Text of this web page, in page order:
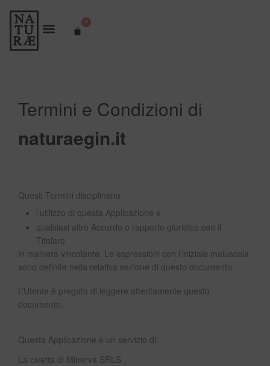
0
Termini e Condizioni di
naturaegin.it
Questi Termini disciplinano
l’utilizzo di questa Applicazione e
qualsiasi altro Accordo o rapporto giuridico con il
Titolare
in maniera vincolante. Le espressioni con l’iniziale maiuscola
sono definite nella relativa sezione di questo documento.
L’Utente è pregato di leggere attentamente questo
documento.
Questa Applicazione è un servizio di:
La civetta di Minerva SRLS